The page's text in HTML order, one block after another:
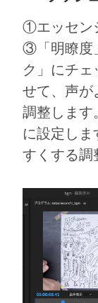
①エッセン
③「明瞭度
ク」にチェ
せて、声が
調整します
に設定し
すくする調